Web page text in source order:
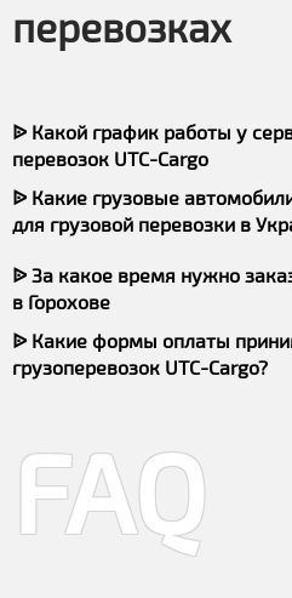
перевозках
ᐉ Какой график работы у
перевозок UTC-Cargo
ᐉ Какие грузовые
для грузовой перевозки в
ᐉ За какое время нужно
в Горохове
ᐉ Какие формы оплаты
грузоперевозок UTC-Cargo?
FAQ